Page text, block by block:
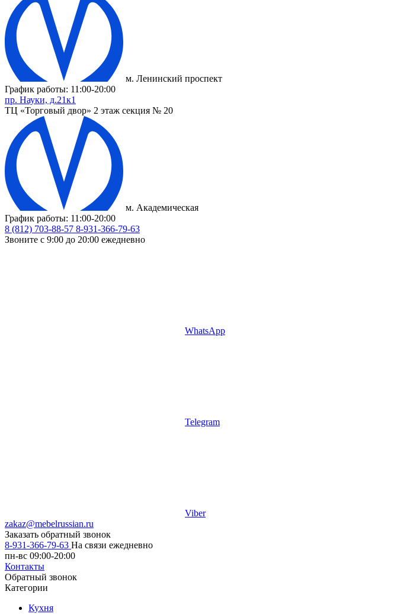
м. Ленинский проспект
График работы: 11:00-20:00
пр. Науки, д.21к1
ТЦ «Торговый двор» 2 этаж секция № 20
м. Академическая
График работы: 11:00-20:00
8 (812) 703-88-57 8-931-366-79-63
Звоните с 9:00 до 20:00 ежедневно
WhatsApp
Telegram
Viber
zakaz@mebelrussian.ru
Заказать обратный звонок
8-931-366-79-63 На связи ежедневно
пн-вс 09:00-20:00
Контакты
Обратный звонок
Категории
Кухня